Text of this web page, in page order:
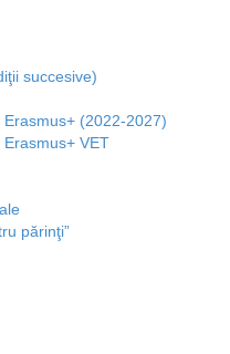
succesive)
(2022-2027)
VET
părinţi”